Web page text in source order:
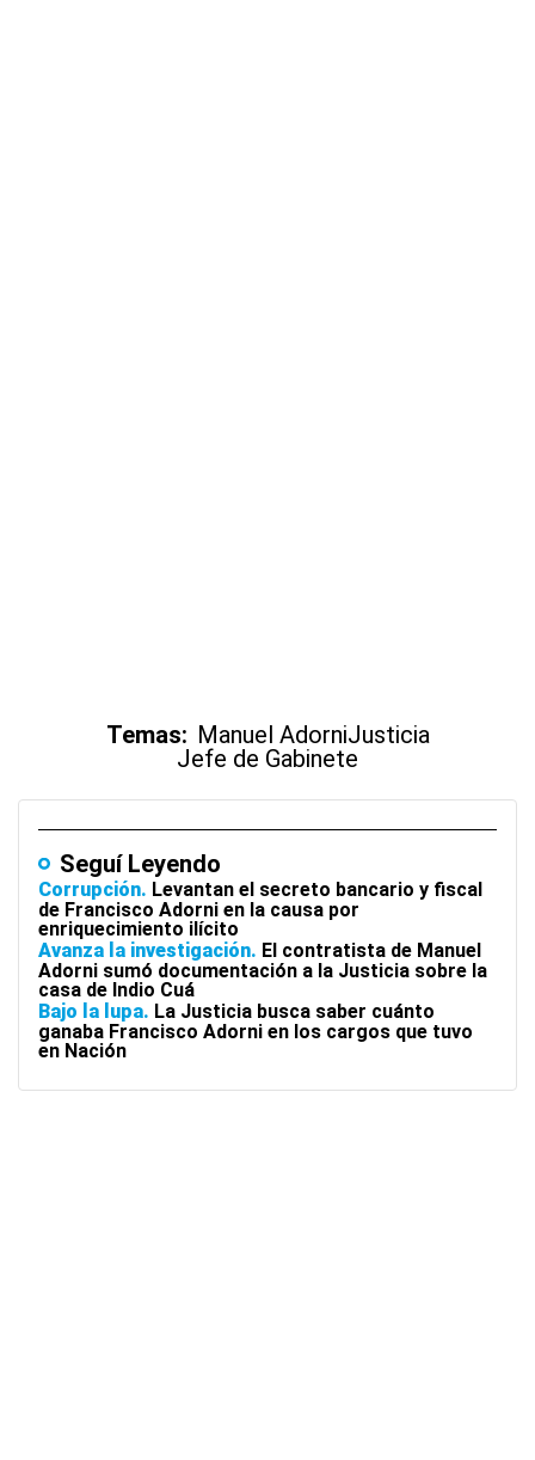
Temas: Manuel AdorniJusticia
Jefe de Gabinete
Seguí Leyendo
Corrupción Levantan el secreto bancario y fiscal
de Francisco Adorni en la causa por
enriquecimiento ilícito
Avanza la investigación El contratista de Manuel
Adorni sumó documentación a la Justicia sobre la
casa de Indio Cuá
Bajo la lupa La Justicia busca saber cuánto
ganaba Francisco Adorni en los cargos que tuvo
en Nación